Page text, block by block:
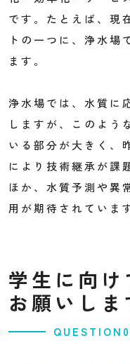
です。たとえば、現
トの一つに、浄水場
ます。
浄水場では、水質に
しますが、このよう
いる部分が大きく、
により技術継承が課
ほか、水質予測や異
用が期待されていま
学生に向
お願いしま